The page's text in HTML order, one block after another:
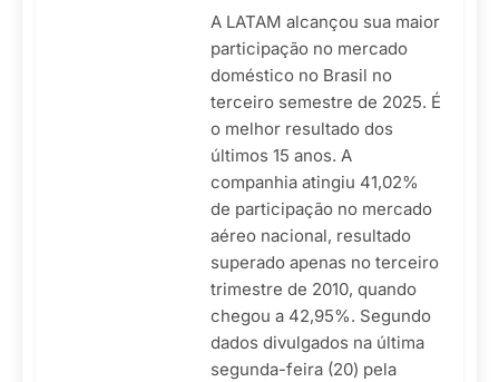
A LATAM alcançou sua maior
participação no mercado
doméstico no Brasil no
terceiro semestre de 2025. É
o melhor resultado dos
últimos 15 anos. A
companhia atingiu 41,02%
de participação no mercado
aéreo nacional, resultado
superado apenas no terceiro
trimestre de 2010, quando
chegou a 42,95%. Segundo
dados divulgados na última
segunda-feira (20) pela